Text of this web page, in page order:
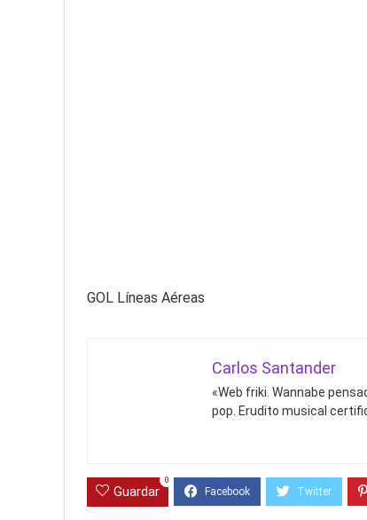
GOL Líneas Aéreas
Carlos Santander
«Web friki. Wannabe
pop. Erudito musical
Guardar
0